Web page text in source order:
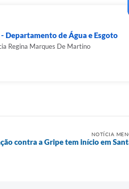
- Departamento de Água e Esgoto
Regina Marques De Martino
NOTÍCIA
contra a Gripe tem início em